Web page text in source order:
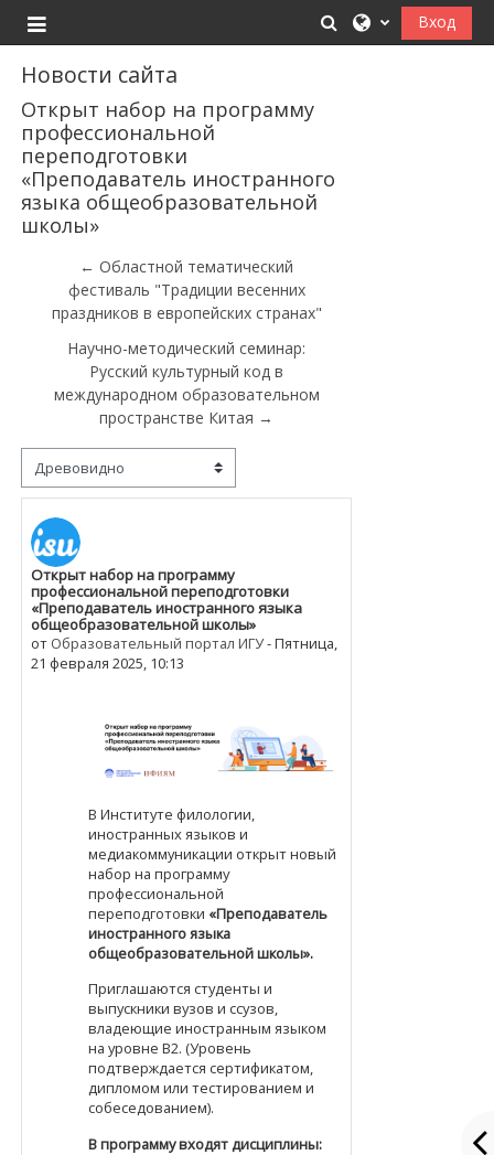
Боковая панель
ИзменитьВход
Новости сайта
Открыт набор на программу
профессиональной
переподготовки
«Преподаватель иностранного
языка общеобразовательной
школы»
← Областной тематический
фестиваль "Традиции весенних
праздников в европейских странах"
Научно-методический семинар:
Русский культурный код в
международном образовательном
пространстве Китая →
Режим отображения
Открыт набор на программу
профессиональной переподготовки
«Преподаватель иностранного языка
общеобразовательной школы»
от Образовательный портал ИГУ-Пятница,
21 февраля 2025, 10:13
Количество ответов: 0
В Институте филологии,
иностранных языков и
медиакоммуникации открыт новый
набор на программу
профессиональной
переподготовки «Преподаватель
иностранного языка
общеобразовательной школы».
Приглашаются студенты и
выпускники вузов и ссузов,
владеющие иностранным языком
на уровне B2. (Уровень
подтверждается сертификатом,
дипломом или тестированием и
собеседованием).
В программу входят дисциплины: